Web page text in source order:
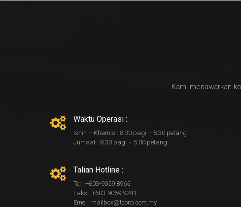
Kami menawarkan
Waktu Operasi :
Isnin – Khamis : 8.30 pagi – 5.30 petang
Jumaat : 8.30 pagi – 5.00 petang
Talian Hotline :
Tel : +603-9059 8965
Faks : +603-9059 9241
Emel : mailbox@tcorp.com.my